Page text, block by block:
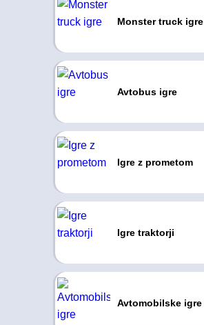
Monster truck igre
Avtobus igre
Igre z prometom
Igre traktorji
Avtomobilske igre